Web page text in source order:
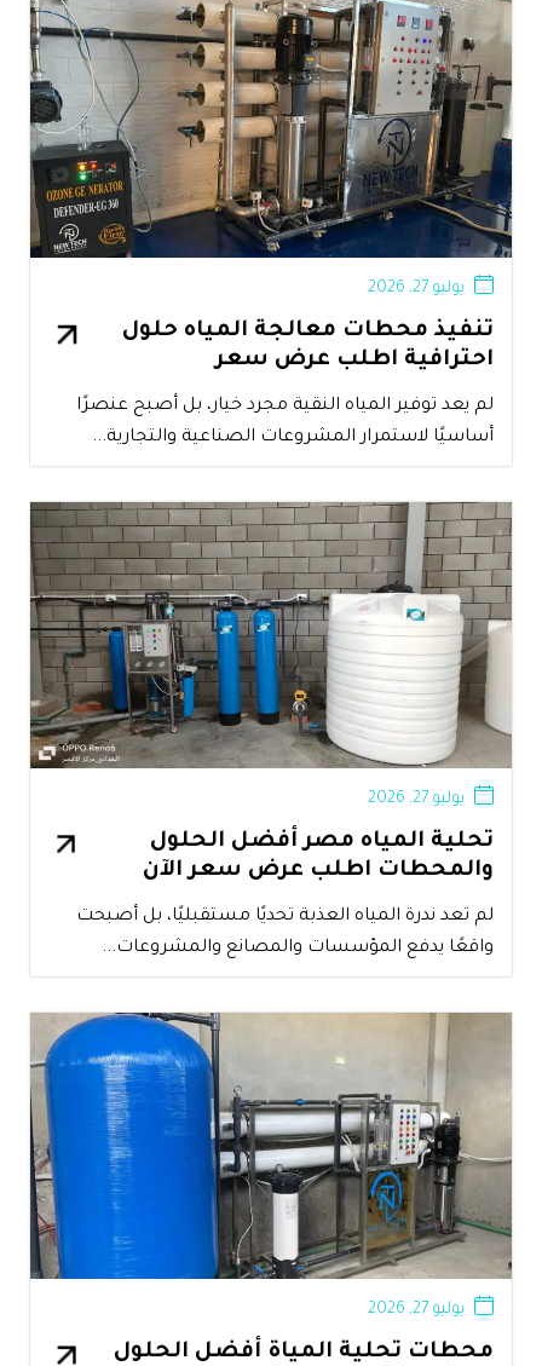
تنفيذ محطات معالجة المياه حلول
احترافية اطلب عرض سعر
يوليو 27, 2026
لم يعد توفير المياه النقية مجرد خيار، بل أصبح عنصرًا
أساسيًا لاستمرار المشروعات الصناعية والتجارية...
تحلية المياه مصر أفضل الحلول
والمحطات اطلب عرض سعر الآن
يوليو 27, 2026
لم تعد ندرة المياه العذبة تحديًا مستقبليًا، بل أصبحت
واقعًا يدفع المؤسسات والمصانع والمشروعات...
محطات تحلية المياة أفضل الحلول
يوليو 27, 2026